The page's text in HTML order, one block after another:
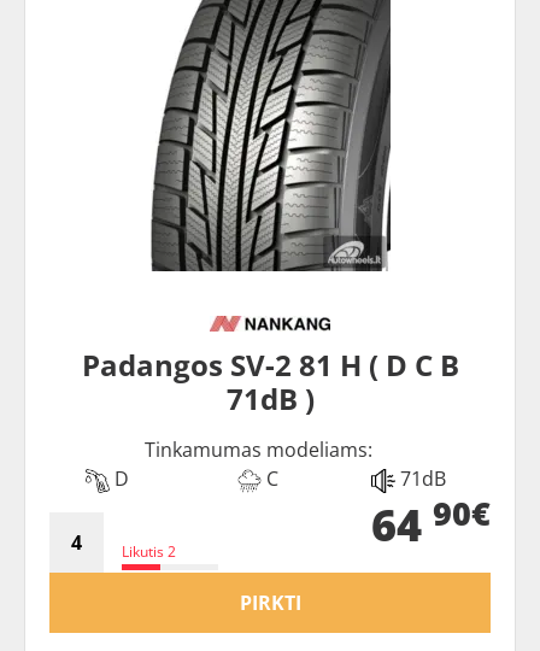
Padangos SV-2 81 H ( D C B
71dB )
Tinkamumas modeliams:
D
C 71dB
Likutis 2 64 90€
PIRKTI